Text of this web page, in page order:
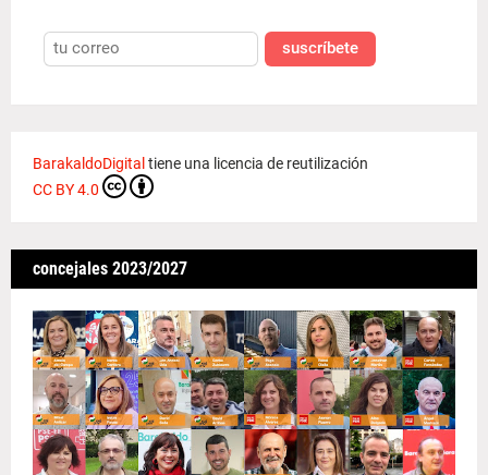
suscríbete
BarakaldoDigitaltiene una licencia de reutilización
CC BY 4.0
concejales 2023/2027